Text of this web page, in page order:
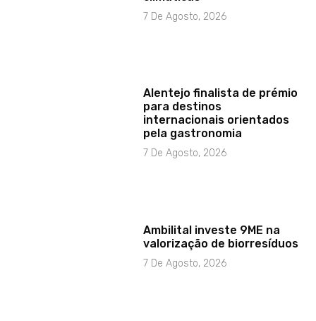
7 De Agosto, 2026
Alentejo finalista de prémio
para destinos
internacionais orientados
pela gastronomia
7 De Agosto, 2026
Ambilital investe 9ME na
valorização de biorresíduos
7 De Agosto, 2026